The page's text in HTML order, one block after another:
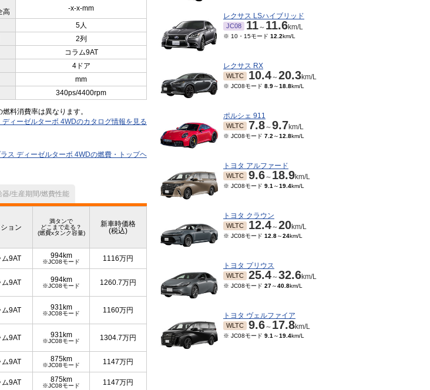
高
-x-x-mm
5人
2列
コラム9AT
4ドア
mm
340ps/4400rpm
料消費率は異なります。
ィーゼルターボ 4WDのカタログ情報を見る
ス ディーゼルターボ 4WDの燃費・トップヘ
/生産期間/燃費性能
ション
満タンで
どこまで走る？
(燃費xタンク容量)
新車時価格
(税込)
ム9AT 994km
※JC08モード 1116万円
ム9AT 994km
※JC08モード 1260.7万円
ム9AT 931km
※JC08モード 1160万円
ム9AT 931km
※JC08モード 1304.7万円
ム9AT 875km
※JC08モード 1147万円
ム9AT 875km
※JC08モード 1147万円
レクサス LSハイブリッド
JC08 11～ 11.6km/L
※ 10・15モード 12.2km/L
レクサス RX
WLTC 10.4～20.3km/L
※ JC08モード 8.9～18.8km/L
ポルシェ 911
WLTC 7.8～9.7km/L
※ JC08モード 7.2 ～12.8km/L
トヨタ アルファード
WLTC 9.6～ 18.9km/L
※ JC08モード 9.1 ～19.4km/L
トヨタ クラウン
WLTC 12.4～20km/L
※ JC08モード 12.8～24km/L
トヨタ プリウス
WLTC 25.4～32.6km/L
※ JC08モード 27～40.8km/L
トヨタ ヴェルファイア
WLTC 9.6～ 17.8km/L
※ JC08モード 9.1 ～19.4km/L